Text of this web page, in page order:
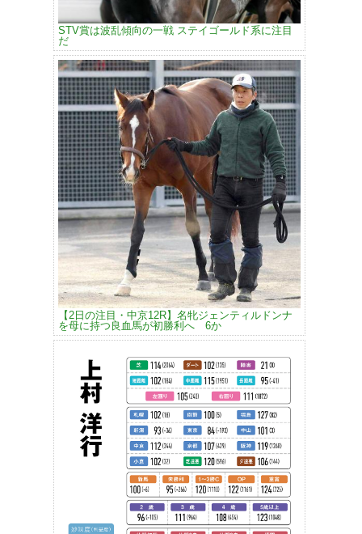
STV賞は波乱傾向の一戦 ステイゴールド系に注目
だ
【2日の注目・中京12R】名牝ジェンティルドンナ
を母に持つ良血馬が初勝利へ 6か